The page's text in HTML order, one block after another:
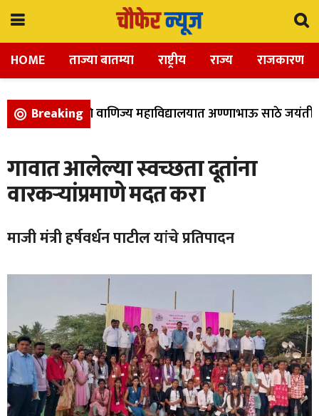
HOME ताज्या बातम्या राष्ट्रीय राज्य राजकारण
Breaking
विज्ञान, आणि वाणिज्य महाविद्यालयात अण्णाभाऊ साठे जयंती
गावात आलेल्या स्वच्छता दूतांना
वारकऱ्यांप्रमाणे मदत करा
माजी मंत्री हर्षवर्धन पाटील यांचे प्रतिपादन